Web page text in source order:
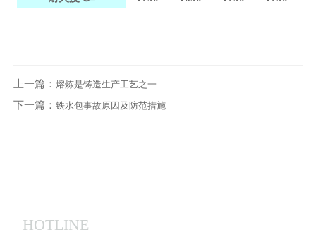
上一篇：熔炼是铸造生产工艺之一
下一篇：铁水包事故原因及防范措施
HOTLINE